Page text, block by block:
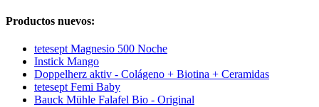
Productos nuevos:
tetesept Magnesio 500 Noche
Instick Mango
Doppelherz aktiv - Colágeno + Biotina + Ceramidas
tetesept Femi Baby
Bauck Mühle Falafel Bio - Original